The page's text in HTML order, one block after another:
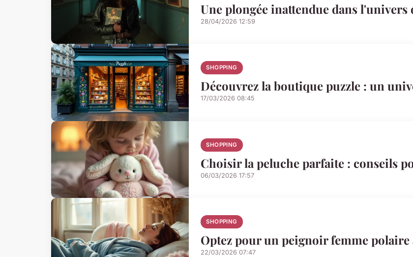
Une plongée inattendue dans
28/04/2026 12:59
SHOPPING
Découvrez la boutique puzzle : un
17/03/2026 08:45
SHOPPING
Choisir la peluche parfaite : conseils
06/03/2026 17:57
SHOPPING
Optez pour un peignoir femme
22/03/2026 07:47